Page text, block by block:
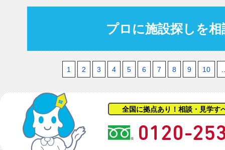
プロに施設探しを
1 2 3 4 5 6 7 8 9 10
全国に拠点あり！相談・見学す